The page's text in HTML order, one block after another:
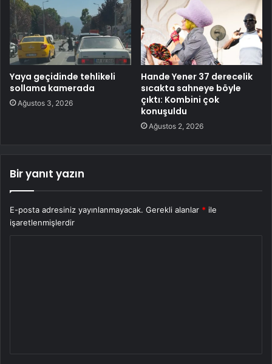
Yaya geçidinde tehlikeli
sollama kamerada
Ağustos 3, 2026
Hande Yener 37 derecelik
sıcakta sahneye böyle
çıktı: Kombini çok
konuşuldu
Ağustos 2, 2026
Bir yanıt yazın
E-posta adresiniz yayınlanmayacak. Gerekli alanlar * ile
işaretlenmişlerdir